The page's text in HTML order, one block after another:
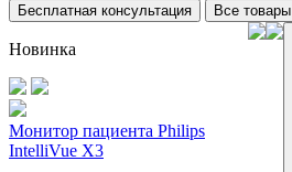
Бесплатная консультация Все товары
Новинка
Монитор пациента Philips
IntelliVue X3